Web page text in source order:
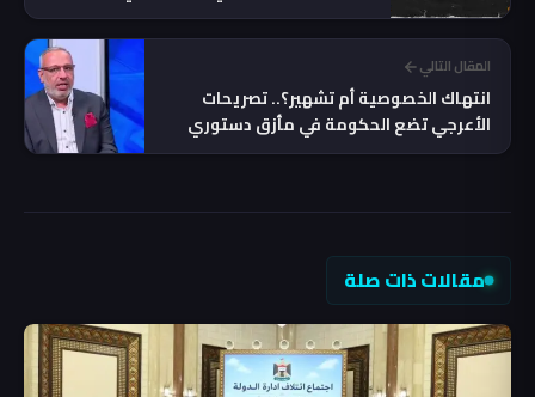
المقال التالي
انتهاك الخصوصية أم تشهير؟.. تصريحات
الأعرجي تضع الحكومة في مأزق دستوري
مقالات ذات صلة